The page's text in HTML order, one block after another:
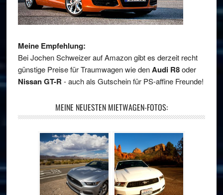
Meine Empfehlung:
Bei Jochen Schweizer auf Amazon gibt es derzeit recht
günstige Preise für Traumwagen wie denAudi R8oder
Nissan GT-R - auch als Gutschein für PS-affine Freunde!
MEINE NEUESTEN MIETWAGEN-FOTOS: